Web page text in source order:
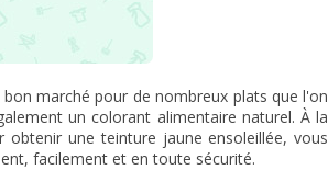
marché pour de nombreux plats que l'on
un colorant alimentaire naturel. À la
une teinture jaune ensoleillée, vous
facilement et en toute sécurité.